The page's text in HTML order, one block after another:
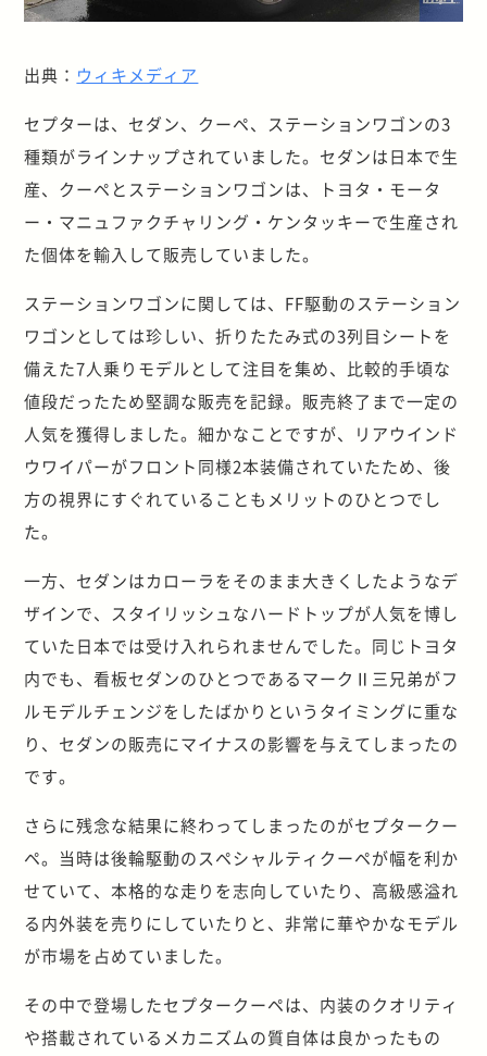
出典： ウィキメディア
セプターは、セダン、クーペ、ステーションワゴンの3
種類がラインナップされていました。セダンは日本で生
産、クーペとステーションワゴンは、トヨタ・モータ
ー・マニュファクチャリング・ケンタッキーで生産され
た個体を輸入して販売していました。
ステーションワゴンに関しては、FF駆動のステーション
ワゴンとしては珍しい、折りたたみ式の3列目シートを
備えた7人乗りモデルとして注目を集め、比較的手頃な
値段だったため堅調な販売を記録。販売終了まで一定の
人気を獲得しました。細かなことですが、リアウインド
ウワイパーがフロント同様2本装備されていたため、後
方の視界にすぐれていることもメリットのひとつでし
た。
一方、セダンはカローラをそのまま大きくしたようなデ
ザインで、スタイリッシュなハードトップが人気を博し
ていた日本では受け入れられませんでした。同じトヨタ
内でも、看板セダンのひとつであるマークⅡ三兄弟がフ
ルモデルチェンジをしたばかりというタイミングに重な
り、セダンの販売にマイナスの影響を与えてしまったの
です。
さらに残念な結果に終わってしまったのがセプタークー
ペ。当時は後輪駆動のスペシャルティクーペが幅を利か
せていて、本格的な走りを志向していたり、高級感溢れ
る内外装を売りにしていたりと、非常に華やかなモデル
が市場を占めていました。
その中で登場したセプタークーペは、内装のクオリティ
や搭載されているメカニズムの質自体は良かったもの